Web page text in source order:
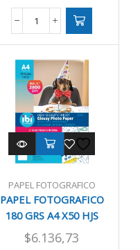
PAPEL
GRS
A4
X20
HJS
HP/CANON/LEMA
cantidad
PAPEL FOTOGRAFICO
PAPEL FOTOGRAFICO
180 GRS A4 X50 HJS
HP/CANON/LEMA
$6.136,73